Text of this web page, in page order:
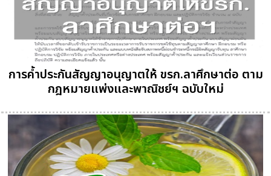
การค้ำประกันสัญญาอนุญาตให้ ขรก.ลาศึกษาต่อ ตาม
กฎหมายแพ่งและพาณิชย์ฯ ฉบับใหม่